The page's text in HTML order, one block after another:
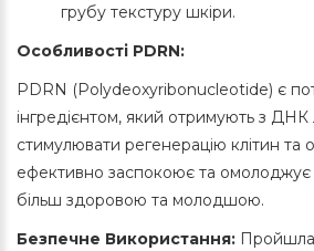
грубу текстуру шкіри.
Особливості PDRN:
PDRN (Polydeoxyribonucleotide) є
інгредієнтом, який отримують з ДНК
стимулювати регенерацію клітин та
ефективно заспокоює та омолоджує
більш здоровою та молодшою.
Безпечне Використання: Пройшла